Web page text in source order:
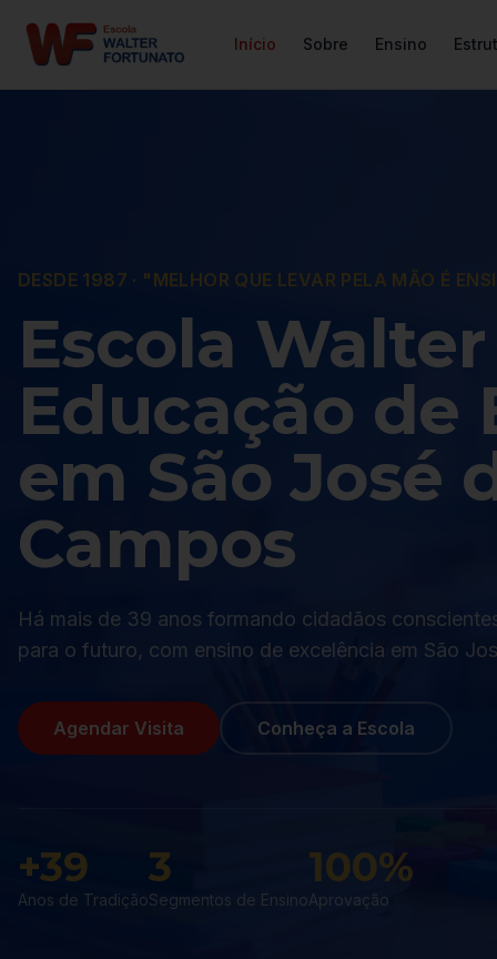
Início Sobre Ensino
DESDE 1987 · "MELHOR QUE LEVAR PELA MÃO É
Escola
Educação de
em São José
Campos
Há mais de 39 anos formando cidadãos
para o futuro, com ensino de excelência em São
Agendar Visita Conheça a Escola
+39
Anos de Tradição
3
Segmentos de Ensino
100%
Aprovação